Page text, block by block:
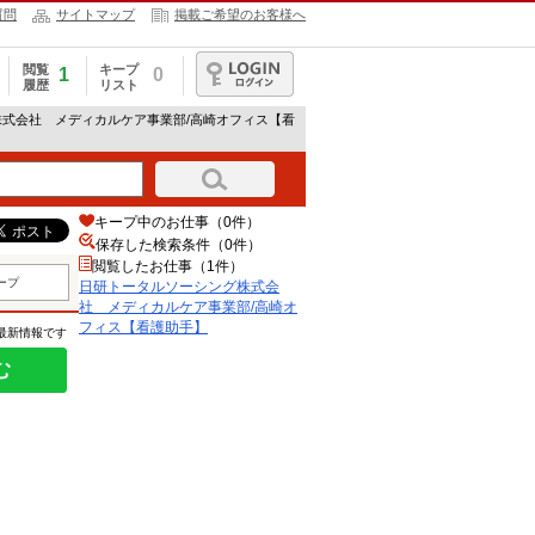
問 サイトマップ 掲載ご希望のお客様へ
閲覧
履歴
1
キープ
リスト
0
ログイン
式会社 メディカルケア事業部/高崎オフィス【看
プ
新情報です
キープ中のお仕事（0件）
保存した検索条件（0件）
閲覧したお仕事（1件）
日研トータルソーシング株式会
社 メディカルケア事業部/高崎オ
フィス【看護助手】